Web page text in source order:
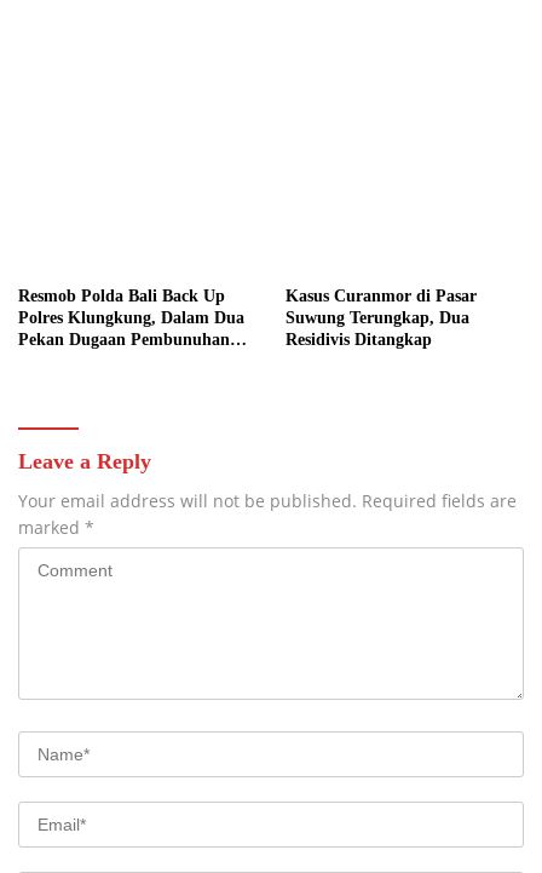
Resmob Polda Bali Back Up
Polres Klungkung, Dalam Dua
Pekan Dugaan Pembunuhan
Kasus Curanmor di Pasar
Suwung Terungkap, Dua
Residivis Ditangkap
Leave a Reply
Your email address will not be published. Required fields are
marked *